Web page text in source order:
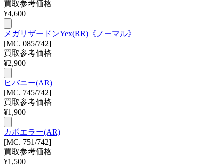
買取参考価格
¥4,600
メガリザードンYex(RR)《ノーマル》
[MC. 085/742]
買取参考価格
¥2,900
ヒバニー(AR)
[MC. 745/742]
買取参考価格
¥1,900
カポエラー(AR)
[MC. 751/742]
買取参考価格
¥1,500